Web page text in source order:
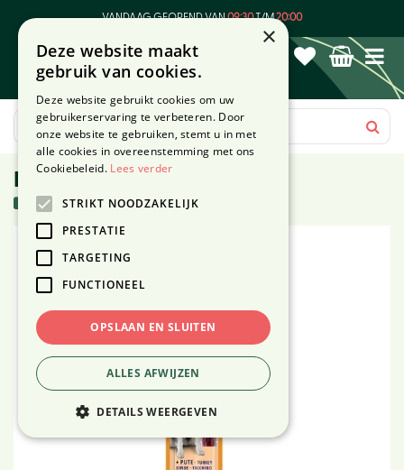
VANDAAG GEOPEND VAN09:30T/M20:00
54 stuks in voorraad
×
Deze website maakt
gebruik van cookies.
Deze website gebruikt cookies om uw
gebruikerservaring te verbeteren. Door
onze website te gebruiken, stemt u in met
alle cookies in overeenstemming met ons
Cookiebeleid. Lees verder
STRIKT NOODZAKELIJK
PRESTATIE
TARGETING
FUNCTIONEEL
OPSLAAN EN SLUITEN
ALLES AFWIJZEN
DETAILS WEERGEVEN